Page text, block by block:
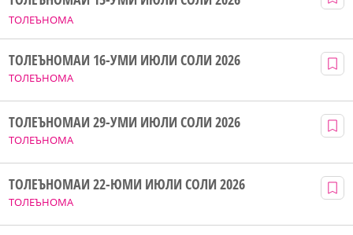
ТОЛЕЪНОМА
ТОЛЕЪНОМА
ТОЛЕЪНОМАИ 16-УМИ ИЮЛИ СОЛИ 2026
ТОЛЕЪНОМА
ТОЛЕЪНОМАИ 29-УМИ ИЮЛИ СОЛИ 2026
ТОЛЕЪНОМА
ТОЛЕЪНОМАИ 22-ЮМИ ИЮЛИ СОЛИ 2026